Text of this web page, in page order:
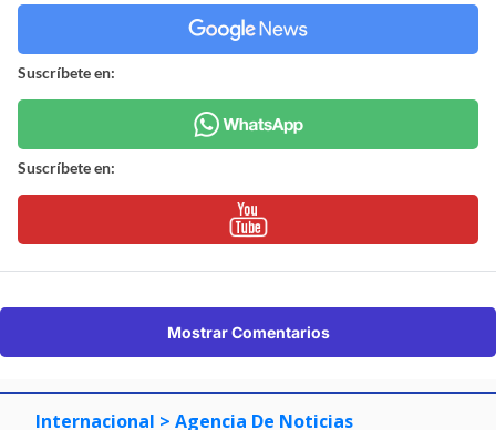
Suscríbete en:
Suscríbete en:
Mostrar Comentarios
Internacional > Agencia De Noticias